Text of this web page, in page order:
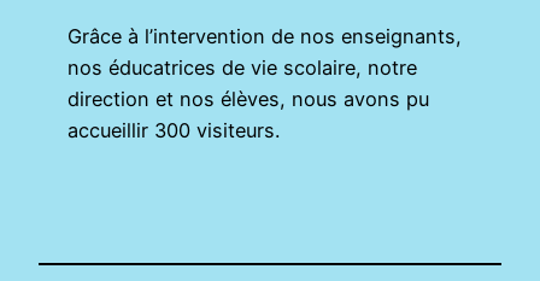
Grâce à l’intervention de nos enseignants,
nos éducatrices de vie scolaire, notre
direction et nos élèves, nous avons pu
accueillir 300 visiteurs.